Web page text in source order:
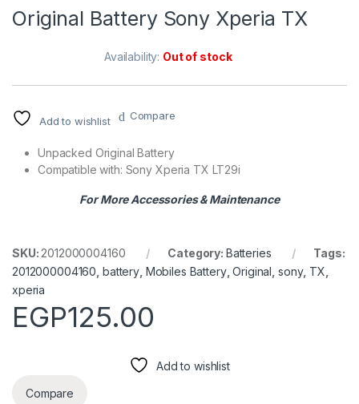
Original Battery Sony Xperia TX
Availability: Out of stock
Add to wishlist Compare
Unpacked Original Battery
Compatible with: Sony Xperia TX LT29i
For More Accessories & Maintenance
SKU: 2012000004160 Category: Batteries
Tags:
2012000004160 battery, Mobiles Battery,Original sony, TX
xperia
EGP125.00
Add to wishlist
Compare